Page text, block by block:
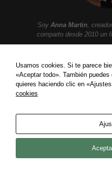
Soy Anna Martin,
comparto desde 2010 un
Política de privacidad
Política de Cookies
Usamos cookies. Si te parece
«Aceptar todo». También
quieres haciendo clic en
cookies